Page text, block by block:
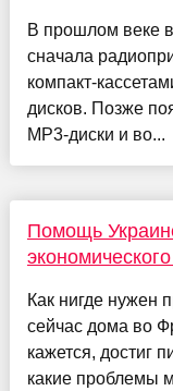
В прошлом веке
сначала
компакт-
дисков. Позже
MP3-диски и во...
Помощь
Как нигде нужен
сейчас дома во
кажется, достиг
какие проблемы